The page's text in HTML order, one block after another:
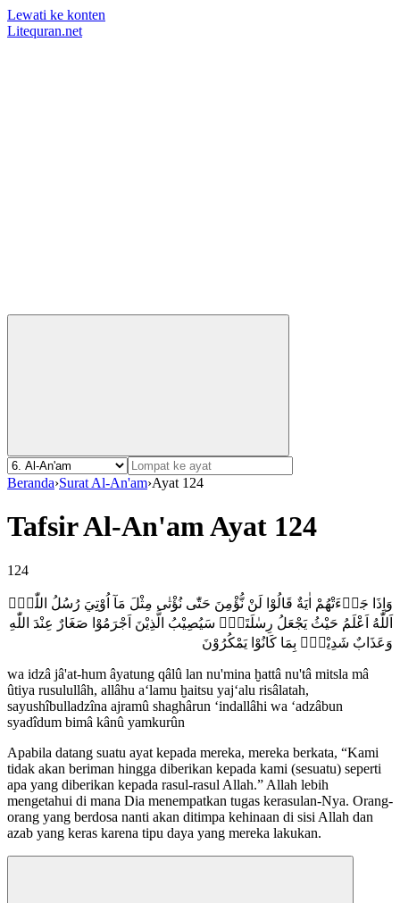
Lewati ke konten
Litequran.net
Beranda›Surat Al-An'am›Ayat 124
Tafsir Al-An'am Ayat 124
124
وَاِذَا جَاۤءَتْهُمْ اٰيَةٌ قَالُوْا لَنْ نُّؤْمِنَ حَتّٰى نُؤْتٰى مِثْلَ مَآ اُوْتِيَ رُسُلُ اللّٰهِۘ
اَللّٰهُ اَعْلَمُ حَيْثُ يَجْعَلُ رِسٰلَتَهٗۗ سَيُصِيْبُ الَّذِيْنَ اَجْرَمُوْا صَغَارٌ عِنْدَ اللّٰهِ
وَعَذَابٌ شَدِيْدٌۢ بِمَا كَانُوْا يَمْكُرُوْنَ
wa idzâ jâ'at-hum âyatung qâlû lan nu'mina ḫattâ nu'tâ mitsla mâ
ûtiya rusulullâh, allâhu a‘lamu ḫaitsu yaj‘alu risâlatah,
sayushîbulladzîna ajramû shaghârun ‘indallâhi wa ‘adzâbun
syadîdum bimâ kânû yamkurûn
Apabila datang suatu ayat kepada mereka, mereka berkata, “Kami
tidak akan beriman hingga diberikan kepada kami (sesuatu) seperti
apa yang diberikan kepada rasul-rasul Allah.” Allah lebih
mengetahui di mana Dia menempatkan tugas kerasulan-Nya. Orang-
orang yang berdosa nanti akan ditimpa kehinaan di sisi Allah dan
azab yang keras karena tipu daya yang mereka lakukan.